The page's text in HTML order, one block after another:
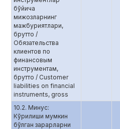
бўйича
мижозларнинг
мажбуриятлари,
брутто /
Обязательства
клиентов по
финансовым
инструментам,
брутто / Customer
liabilities on financial
instruments, gross
10.2. Минус:
Кўрилиши мумкин
бўлган зарарларни